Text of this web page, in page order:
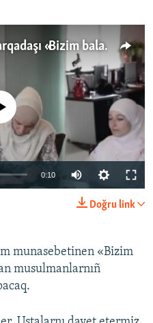
Ahtem Çiygoznıñ ömür arqadaşı «Bizim balalar» leyhasınıñ vekilleri ve «Qırım birdemligi» birleşmesiniñ korüşüvinde (video)
currently available
0:10
Doğru link
munasebetinen «Bizim
musulmanlarnıñ